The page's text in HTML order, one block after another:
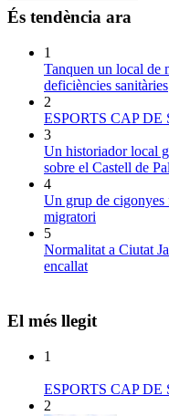
És tendència ara
1
Tanquen un local de
deficiències sanitàries
2
ESPORTS CAP
3
Un historiador local
sobre el Castell de
4
Un grup de cigonyes
migratori
5
Normalitat a Ciutat
encallat
El més llegit
1
ESPORTS CAP
2